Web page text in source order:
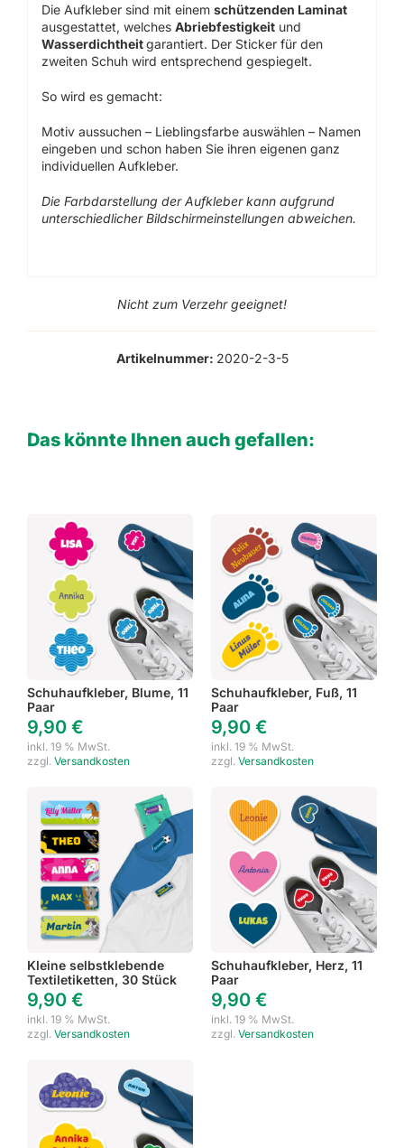
Die Aufkleber sind mit einemschützenden Laminat
ausgestattet, welchesAbriebfestigkeit und
Wasserdichtheitgarantiert. Der Sticker für den
zweiten Schuh wird entsprechend gespiegelt.
So wird es gemacht:
Motiv aussuchen – Lieblingsfarbe auswählen – Namen
eingeben und schon haben Sie ihren eigenen ganz
individuellen Aufkleber.
Die Farbdarstellung der Aufkleber kann aufgrund
unterschiedlicher Bildschirmeinstellungen abweichen.
Nicht zum Verzehr geeignet!
Artikelnummer: 2020-2-3-5
Das könnte Ihnen auch gefallen:
Schuhaufkleber, Blume, 11
Paar
9,90 €
inkl. 19 % MwSt.
zzgl. Versandkosten
Schuhaufkleber, Fuß, 11
Paar
9,90 €
inkl. 19 % MwSt.
zzgl. Versandkosten
Kleine selbstklebende
Textiletiketten, 30 Stück
9,90 €
inkl. 19 % MwSt.
zzgl. Versandkosten
Schuhaufkleber, Herz, 11
Paar
9,90 €
inkl. 19 % MwSt.
zzgl. Versandkosten